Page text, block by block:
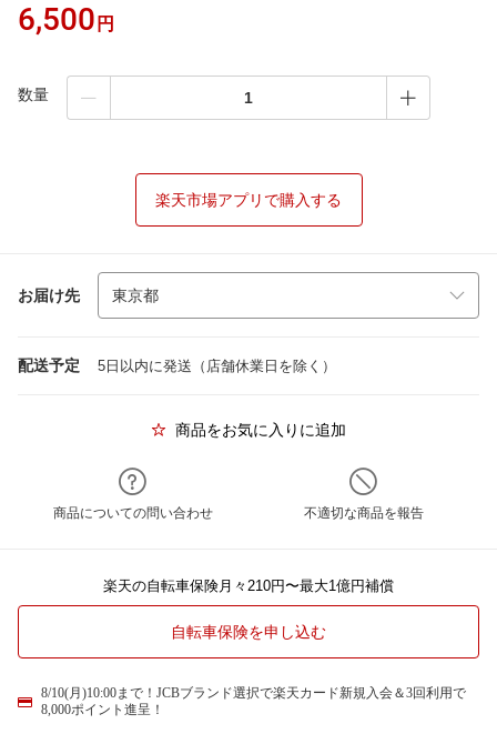
6,500 円
数量
楽天市場アプリで購入する
お届け先
配送予定 5日以内に発送（店舗休業日を除く）
商品をお気に入りに追加
商品についての問い合わせ 不適切な商品を報告
楽天の自転車保険月々210円〜最大1億円補償
自転車保険を申し込む
8/10(月)10:00まで！JCBブランド選択で楽天カード新規入会＆3回利用で
8,000ポイント進呈！